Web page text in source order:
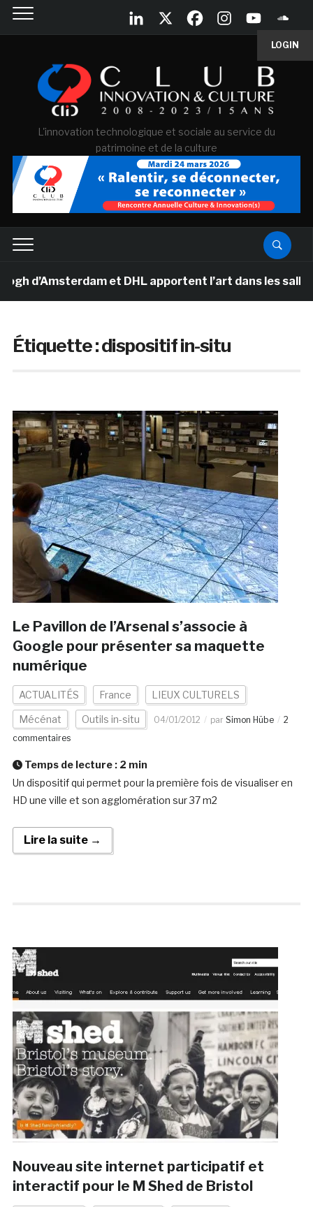
LOGIN
L'innovation technologique et sociale au service du
patrimoine et de la culture
d’Amsterdam et DHL apportent l’art dans les salles
Étiquette :dispositif in-situ
Le Pavillon de l’Arsenal s’associe à
Google pour présenter sa maquette
numérique
ACTUALITÉS France LIEUX CULTURELS
Mécénat Outils in-situ 04/01/2012 par Simon Hübe
2
commentaires
Temps de lecture : 2 min
Un dispositif qui permet pour la première fois de visualiser en
HD une ville et son agglomération sur 37 m2
Lire la suite →
Nouveau site internet participatif et
interactif pour le M Shed de Bristol